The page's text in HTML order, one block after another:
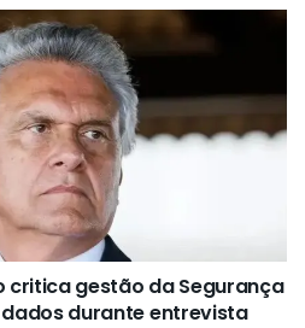
critica gestão da Segurança
dados durante entrevista